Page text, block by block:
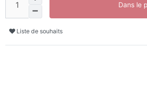
Dans le
Liste de souhaits